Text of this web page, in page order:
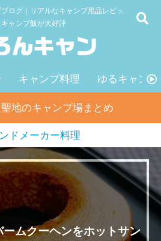
ログ｜リアルなキャンプ用品レビュ
キャンプ飯が大好評
キャンプ料理 ゆるキャン△
地のキャンプ場まとめ
ドメーカー料理
ームクーヘンをホットサン